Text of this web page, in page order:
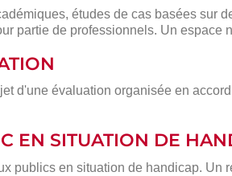
études de cas basées sur
partie de professionnels. Un espace
d'une évaluation organisée en
EN SITUATION DE
publics en situation de handicap.